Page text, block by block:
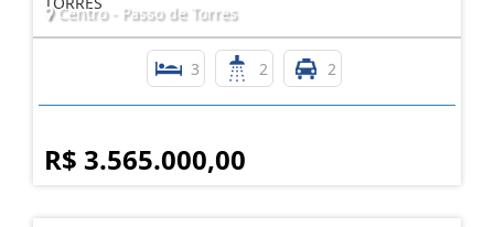
Centro - Passo de Torres
3 2 2
R$ 3.565.000,00